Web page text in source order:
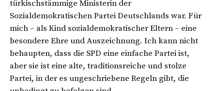
türkischstämmige Ministerin der
Sozialdemokratischen Partei Deutschlands war. Für
mich – als Kind sozialdemokratischer Eltern – eine
besondere Ehre und Auszeichnung. Ich kann nicht
behaupten, dass die SPD eine einfache Partei ist,
aber sie ist eine alte, traditionsreiche und stolze
Partei, in der es ungeschriebene Regeln gibt, die